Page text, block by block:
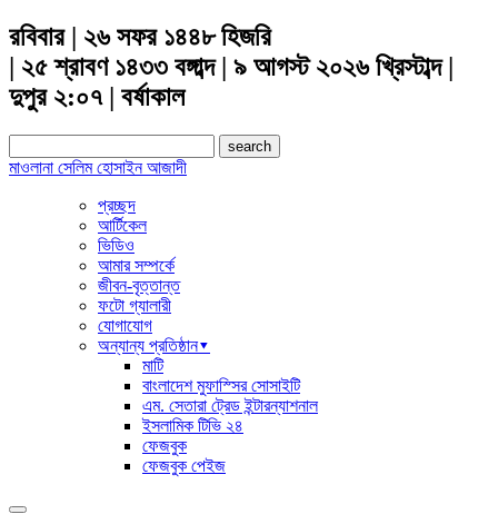
রবিবার | ২৬ সফর ১৪৪৮ হিজরি
| ২৫ শ্রাবণ ১৪৩৩ বঙ্গাব্দ | ৯ আগস্ট ২০২৬ খ্রিস্টাব্দ |
দুপুর ২:০৭ | বর্ষাকাল
for:
মাওলানা সেলিম হোসাইন আজাদী
প্রচ্ছদ
আর্টিকেল
ভিডিও
আমার সম্পর্কে
জীবন-বৃত্তান্ত
ফটো গ্যালারী
যোগাযোগ
অন্যান্য প্রতিষ্ঠান▾
মাটি
বাংলাদেশ মুফাস্সির সোসাইটি
এম. সেতারা ট্রেড ইন্টারন্যাশনাল
ইসলামিক টিভি ২৪
ফেজবুক
ফেজবুক পেইজ